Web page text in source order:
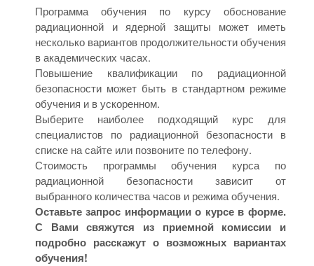
Программа обучения по курсу обоснование
радиационной и ядерной защиты может иметь
несколько вариантов продолжительности обучения
в академических часах.
Повышение квалификации по радиационной
безопасности может быть в стандартном режиме
обучения и в ускоренном.
Выберите наиболее подходящий курс для
специалистов по радиационной безопасности в
списке на сайте или позвоните по телефону.
Стоимость программы обучения курса по
радиационной безопасности зависит от
выбранного количества часов и режима обучения.
Оставьте запрос информации о курсе в форме.
С Вами свяжутся из приемной комиссии и
подробно расскажут о возможных вариантах
обучения!